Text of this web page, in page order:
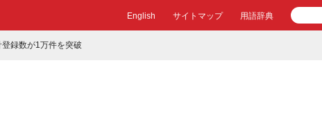
English サイトマップ 用語辞典
録数が1万件を突破